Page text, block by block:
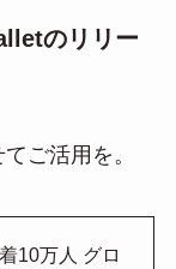
のリリー
ご活用を。
10万人 グロ